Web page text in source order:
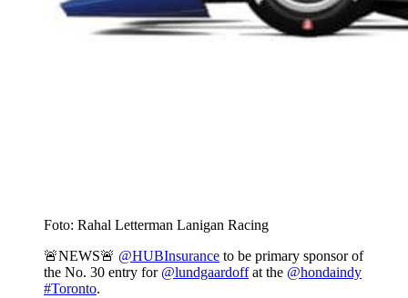
Foto: Rahal Letterman Lanigan Racing
🚨NEWS🚨 @HUBInsurance to be primary sponsor of
the No. 30 entry for @lundgaardoffat the @hondaindy
#Toronto.